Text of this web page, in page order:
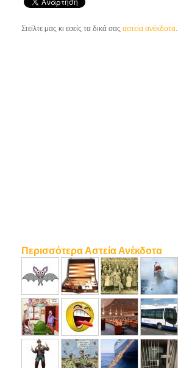
Στείλτε μας κι εσείς τα δικά σαςαστεία ανέκδοτα.
Περισσότερα Αστεία Ανέκδοτα